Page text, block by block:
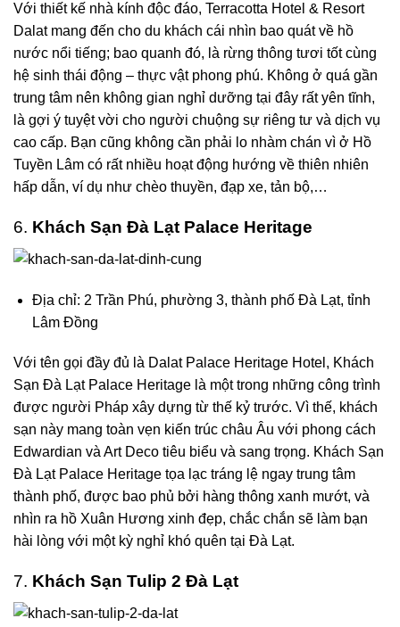
Với thiết kế nhà kính độc đáo, Terracotta Hotel & Resort
Dalat mang đến cho du khách cái nhìn bao quát về hồ
nước nổi tiếng; bao quanh đó, là rừng thông tươi tốt cùng
hệ sinh thái động – thực vật phong phú. Không ở quá gần
trung tâm nên không gian nghỉ dưỡng tại đây rất yên tĩnh,
là gợi ý tuyệt vời cho người chuộng sự riêng tư và dịch vụ
cao cấp. Bạn cũng không cần phải lo nhàm chán vì ở Hồ
Tuyền Lâm có rất nhiều hoạt động hướng về thiên nhiên
hấp dẫn, ví dụ như chèo thuyền, đạp xe, tản bộ,…
6. Khách Sạn Đà Lạt Palace Heritage
Địa chỉ: 2 Trần Phú, phường 3, thành phố Đà Lạt, tỉnh
Lâm Đồng
Với tên gọi đầy đủ là Dalat Palace Heritage Hotel , Khách
Sạn Đà Lạt Palace Heritage là một trong những công trình
được người Pháp xây dựng từ thế kỷ trước. Vì thế, khách
sạn này mang toàn vẹn kiến trúc châu Âu với phong cách
Edwardian và Art Deco tiêu biểu và sang trọng. Khách Sạn
Đà Lạt Palace Heritage tọa lạc tráng lệ ngay trung tâm
thành phố, được bao phủ bởi hàng thông xanh mướt, và
nhìn ra hồ Xuân Hương xinh đẹp, chắc chắn sẽ làm bạn
hài lòng với một kỳ nghỉ khó quên tại Đà Lạt.
7. Khách Sạn Tulip 2 Đà Lạt